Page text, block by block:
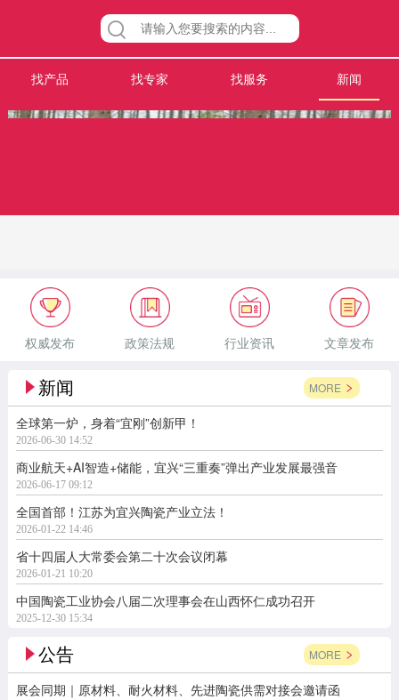
找产品 找专家 找服务 新闻
权威发布 政策法规 行业资讯 文章发布
新闻 MORE
全球第一炉，身着“宜刚”创新甲！
2026-06-30 14:52
商业航天+AI智造+储能，宜兴“三重奏”弹出产业发展最强音
2026-06-17 09:12
全国首部！江苏为宜兴陶瓷产业立法！
2026-01-22 14:46
省十四届人大常委会第二十次会议闭幕
2026-01-21 10:20
中国陶瓷工业协会八届二次理事会在山西怀仁成功召开
2025-12-30 15:34
公告 MORE
展会同期｜原材料、耐火材料、先进陶瓷供需对接会邀请函